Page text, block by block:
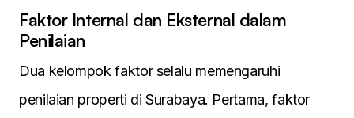
Faktor Internal dan Eksternal dalam
Penilaian
Dua kelompok faktor selalu memengaruhi
penilaian properti di Surabaya. Pertama, faktor